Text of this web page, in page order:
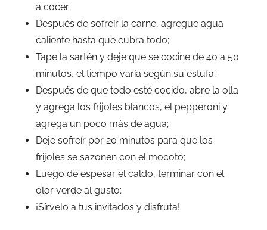
a cocer;
Después de sofreír la carne, agregue agua
caliente hasta que cubra todo;
Tape la sartén y deje que se cocine de 40 a 50
minutos, el tiempo varía según su estufa;
Después de que todo esté cocido, abre la olla
y agrega los frijoles blancos, el pepperoni y
agrega un poco más de agua;
Deje sofreír por 20 minutos para que los
frijoles se sazonen con el mocotó;
Luego de espesar el caldo, terminar con el
olor verde al gusto;
¡Sírvelo a tus invitados y disfruta!